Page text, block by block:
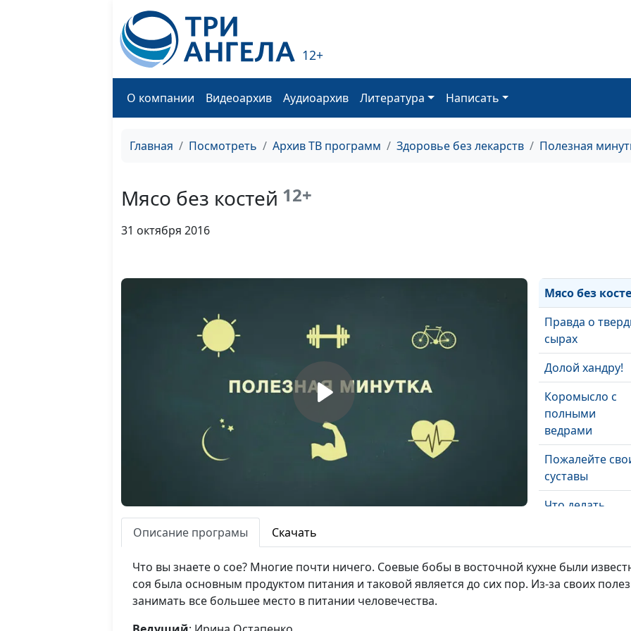
12+
О компании Видеоархив Аудиоархив Литература Написать
Главная Посмотреть Архив ТВ программ Здоровье без лекарств Полезная
Мясо без костей 12+
31 октября 2016
рака
Мясо без
Правда о
сырах
Долой хандру!
Коромысло с
полными
ведрами
Пожалейте
суставы
Что делать,
Клетчатка -
«метёлка для
Описание програмы Скачать
Что вы знаете о сое? Многие почти ничего. Соевые бобы в восточной кухне были
соя была основным продуктом питания и таковой является до сих пор. Из-за своих
занимать все большее место в питании человечества.